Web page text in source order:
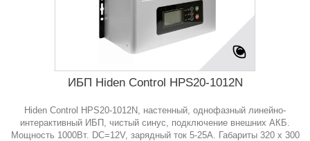
ИБП Hiden Control HPS20-1012N
Hiden Control HPS20-1012N, настенный, однофазный линейно-
интерактивный ИБП, чистый синус, подключение внешних АКБ.
Мощность 1000Вт. DC=12V, зарядный ток 5-25А. Габариты 320 х 300